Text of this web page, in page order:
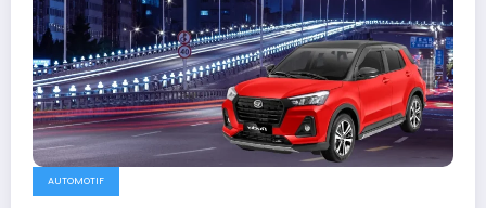
AUTOMOTIF